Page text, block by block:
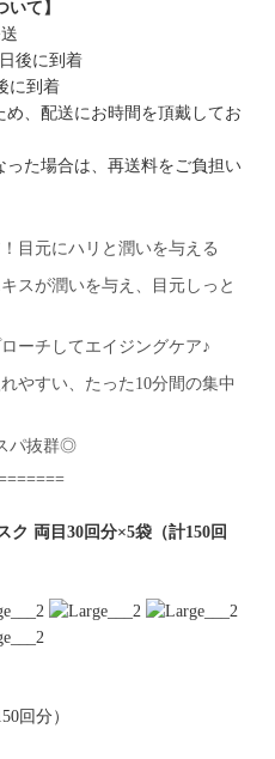
いて】
後に到着
に到着
、配送にお時間を頂戴してお
た場合は、再送料をご負担い
目元にハリと潤いを与える
スが潤いを与え、目元しっと
ーチしてエイジングケア♪
やすい、たった10分間の集中
パ抜群◎
両目30回分×5袋（計150回
回分）